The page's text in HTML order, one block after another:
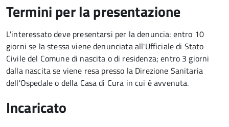
Termini per la presentazione
L'interessato deve presentarsi per la denuncia: entro 10
giorni se la stessa viene denunciata all'Ufficiale di Stato
Civile del Comune di nascita o di residenza; entro 3 giorni
dalla nascita se viene resa presso la Direzione Sanitaria
dell'Ospedale o della Casa di Cura in cui è avvenuta.
Incaricato